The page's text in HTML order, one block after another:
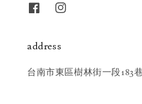
address
台南市東區樹林街一段183